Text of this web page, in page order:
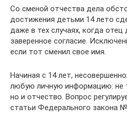
Со сменой отчества дела
достижения детьми 14 лето
даже в тех случаях, когда отец
заверенное согласие.
если тот сменил свое имя.
Начиная с 14 лет,
любую личную информацию: не
но и отчество. Вопрос
статьи Федерального закона